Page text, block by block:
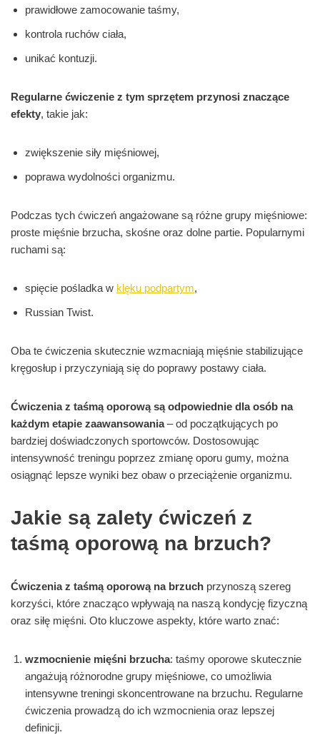
prawidłowe zamocowanie taśmy,
kontrola ruchów ciała,
unikać kontuzji.
Regularne ćwiczenie z tym sprzętem przynosi znaczące
efekty, takie jak:
zwiększenie siły mięśniowej,
poprawa wydolności organizmu.
Podczas tych ćwiczeń angażowane są różne grupy mięśniowe:
proste mięśnie brzucha, skośne oraz dolne partie. Popularnymi
ruchami są:
spięcie pośladka w klęku podpartym,
Russian Twist.
Oba te ćwiczenia skutecznie wzmacniają mięśnie stabilizujące
kręgosłup i przyczyniają się do poprawy postawy ciała.
Ćwiczenia z taśmą oporową są odpowiednie dla osób na
każdym etapie zaawansowania– od początkujących po
bardziej doświadczonych sportowców. Dostosowując
intensywność treningu poprzez zmianę oporu gumy, można
osiągnąć lepsze wyniki bez obaw o przeciążenie organizmu.
Jakie są zalety ćwiczeń z
taśmą oporową na brzuch?
Ćwiczenia z taśmą oporową na brzuch przynoszą szereg
korzyści, które znacząco wpływają na naszą kondycję fizyczną
oraz siłę mięśni. Oto kluczowe aspekty, które warto znać:
wzmocnienie mięśni brzucha: taśmy oporowe skutecznie
angażują różnorodne grupy mięśniowe, co umożliwia
intensywne treningi skoncentrowane na brzuchu. Regularne
ćwiczenia prowadzą do ich wzmocnienia oraz lepszej
definicji.